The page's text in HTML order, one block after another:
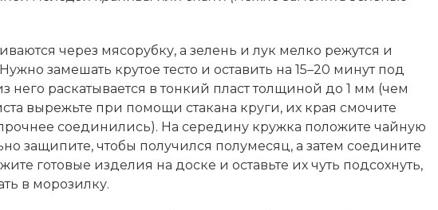
через мясорубку, а зелень и лук мелко режутся и
замешать крутое тесто и оставить на 15–20 минут под
него раскатывается в тонкий пласт толщиной до 1 мм (чем
вырежьте при помощи стакана круги, их края смочите
соединились). На середину кружка положите чайную
защипите, чтобы получился полумесяц, а затем соедините
готовые изделия на доске и оставьте их чуть подсохнуть,
в морозилку.